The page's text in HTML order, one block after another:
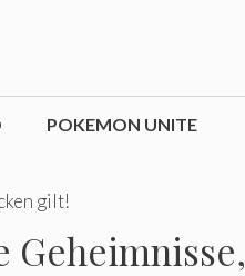
POKEMON UNITE
gilt!
Geheimnisse,